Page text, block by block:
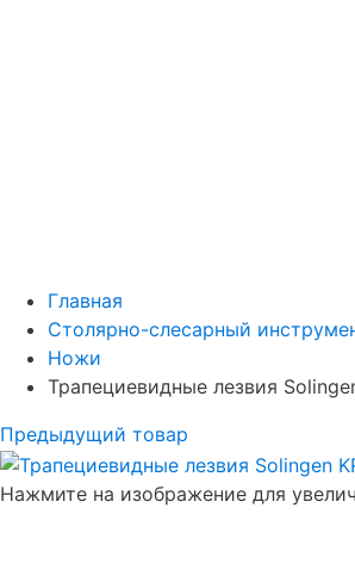
Главная
Столярно-слесарный
Ножи
Трапециевидные лезвия
Предыдущий товар
Нажмите на изображение для